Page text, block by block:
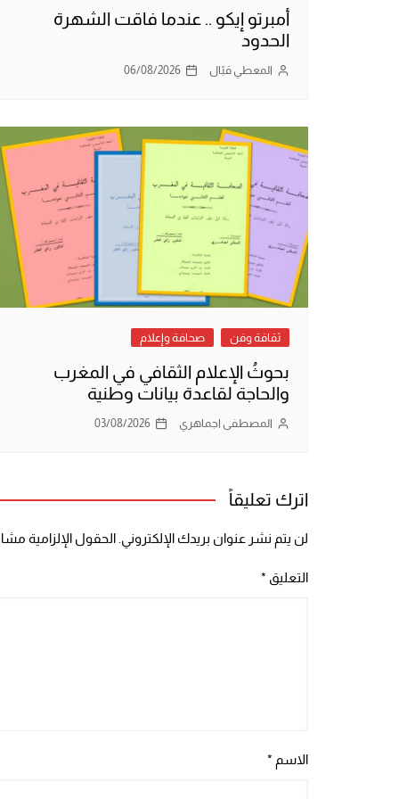
أمبرتو إيكو .. عندما فاقت الشهرة
الحدود
المعطي قبّال 06/08/2026
ثقافة وفن صحافة وإعلام
بحوثُ الإعلام الثقافي في المغرب
والحاجة لقاعدة بيانات وطنية
المصطفى اجماهري 03/08/2026
اترك تعليقاً
لن يتم نشر عنوان بريدك الإلكتروني. الحقول الإلزامية مشار
التعليق *
الاسم *